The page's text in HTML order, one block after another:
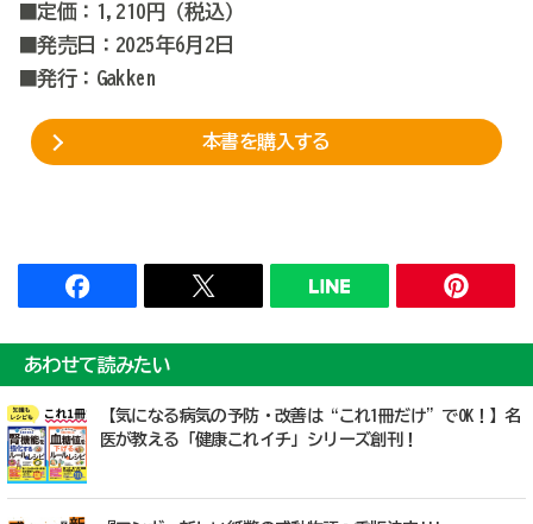
■定価：1,210円（税込）
■発売日：2025年6月2日
■発行：Gakken
本書を購入する
あわせて読みたい
【気になる病気の予防・改善は“これ1冊だけ”でOK！】名
医が教える「健康これイチ」シリーズ創刊！